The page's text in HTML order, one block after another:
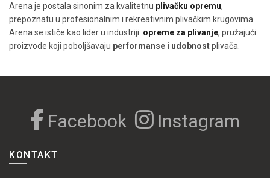
Arena je postala sinonim za kvalitetnu plivačku opremu,
prepoznatu u profesionalnim i rekreativnim plivačkim krugovima.
Arena se ističe kao lider u industriji opreme za plivanje, pružajući
proizvode koji poboljšavaju performanse i udobnostplivača.
Facebook Instagram
KONTAKT